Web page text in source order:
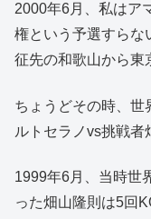
2000年6月、私はア
権という予選すらな
征先の和歌山から東
ちょうどその時、世
ルトセラノvs挑戦者
1999年6月、当時世
った畑山隆則は5回